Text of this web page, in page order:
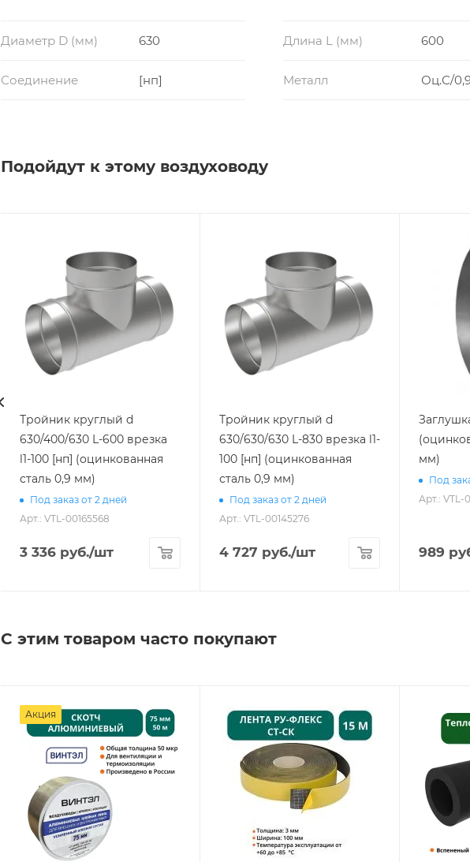
Диаметр D (мм) 630 Длина L (мм) 600
Соединение [нп] Металл Оц.С/
Подойдут к этому воздуховоду
Тройник круглый d
630/400/630 L-600 врезка
l1-100 [нп] (оцинкованная
сталь 0,9 мм)
Под заказ от 2 дней
Арт.: VTL-00165568
3 336 руб./шт
Тройник круглый d
630/630/630 L-830 врезка l1-
100 [нп] (оцинкованная
сталь 0,9 мм)
Под заказ от 2 дней
Арт.: VTL-00145276
4 727 руб./шт
мм)
Под
Арт.: VTL-
989
С этим товаром часто покупают
Акция